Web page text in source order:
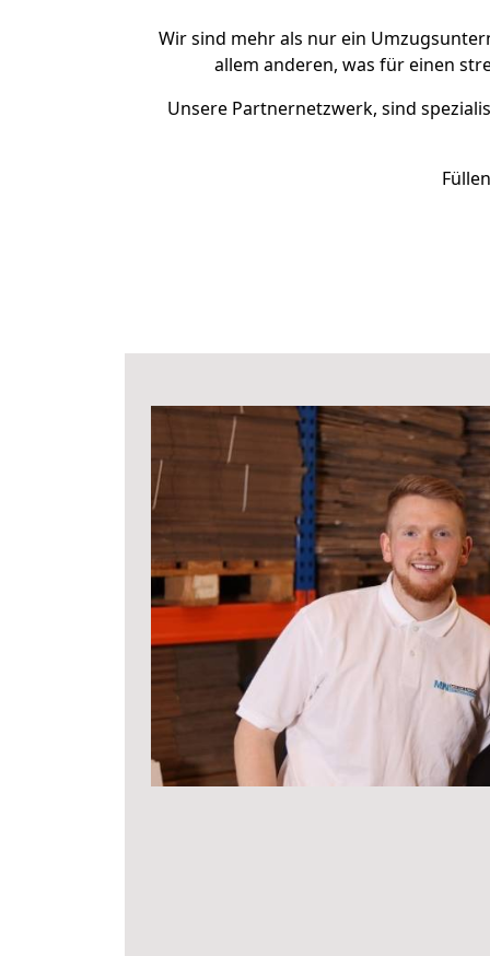
Wir sind mehr als nur ein
allem anderen, was für einen
Unsere Partnernetzwerk, sind